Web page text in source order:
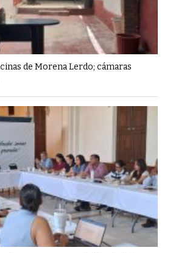
de Morena Lerdo; cámaras